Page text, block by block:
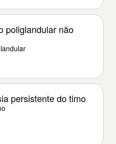
poliglandular não
persistente do timo